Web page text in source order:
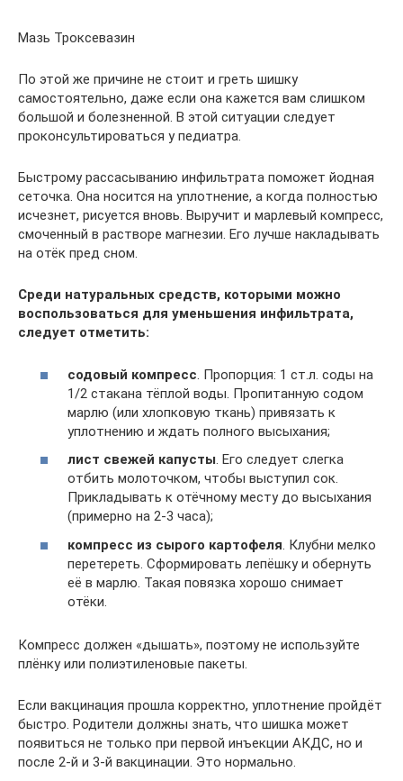
Мазь Троксевазин
По этой же причине не стоит и греть шишку
самостоятельно, даже если она кажется вам слишком
большой и болезненной. В этой ситуации следует
проконсультироваться у педиатра.
Быстрому рассасыванию инфильтрата поможет йодная
сеточка. Она носится на уплотнение, а когда полностью
исчезнет, рисуется вновь. Выручит и марлевый компресс,
смоченный в растворе магнезии. Его лучше накладывать
на отёк пред сном.
Среди натуральных средств, которыми можно
воспользоваться для уменьшения инфильтрата,
следует отметить:
содовый компресс. Пропорция: 1 ст.л. соды на
1/2 стакана тёплой воды. Пропитанную содом
марлю (или хлопковую ткань) привязать к
уплотнению и ждать полного высыхания;
лист свежей капусты. Его следует слегка
отбить молоточком, чтобы выступил сок.
Прикладывать к отёчному месту до высыхания
(примерно на 2-3 часа);
компресс из сырого картофеля. Клубни мелко
перетереть. Сформировать лепёшку и обернуть
её в марлю. Такая повязка хорошо снимает
отёки.
Компресс должен «дышать», поэтому не используйте
плёнку или полиэтиленовые пакеты.
Если вакцинация прошла корректно, уплотнение пройдёт
быстро. Родители должны знать, что шишка может
появиться не только при первой инъекции АКДС, но и
после 2-й и 3-й вакцинации. Это нормально.